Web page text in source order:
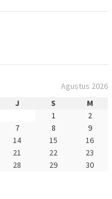
Agustus 2026
J S
M
1
2
7 8
9
14 15
16
21 22
23
28 29
30